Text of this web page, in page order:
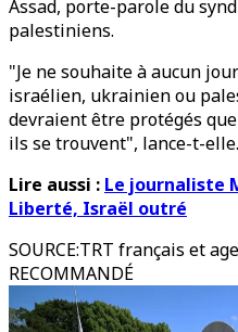
Assad, porte-parole du
palestiniens.
"Je ne souhaite à aucun
israélien, ukrainien ou
devraient être protégés
ils se trouvent", lance-t-elle.
Lire aussi : Le journaliste
Liberté, Israël outré
SOURCE:TRT français et
RECOMMANDÉ